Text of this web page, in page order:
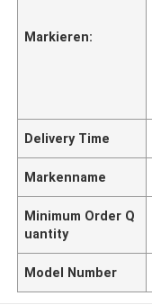
Markieren:
Delivery Time
Markenname
Minimum Order Q
uantity
Model Number